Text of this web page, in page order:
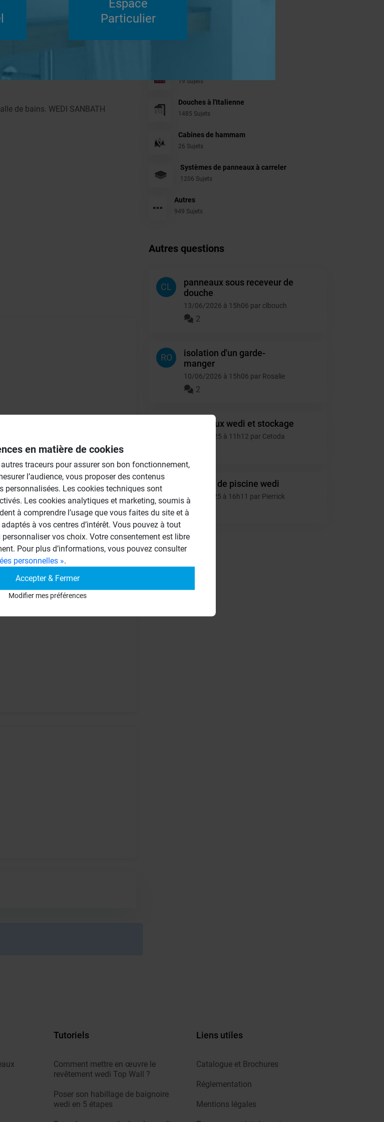
Répondre
de bains. WEDI SANBATH
19 Sujets
Douches à l'Italienne
1485 Sujets
Cabines de hammam
26 Sujets
Systèmes de panneaux à carreler
1206 Sujets
Autres
949 Sujets
Autres questions
CL
panneaux sous receveur de
douche
13/06/2026 à 15h06 par clbouch
2
RO
isolation d'un garde-
manger
10/06/2026 à 15h06 par Rosalie
2
Panneaux wedi et stockage
13/12/2025 à 11h12 par Cetoda
PI Escalier de piscine wedi
17/11/2025 à 16h11 par Pierrick
Tutoriels
Comment mettre en œuvre le
revêtement wedi Top Wall ?
Poser son habillage de baignoire
wedi en 5 étapes
Liens utiles
Catalogue et Brochures
Réglementation
Mentions légales
en matière de cookies
traceurs pour assurer son bon fonctionnement,
l’audience, vous proposer des contenus
personnalisées. Les cookies techniques sont
Les cookies analytiques et marketing, soumis à
à comprendre l’usage que vous faites du site et à
à vos centres d’intérêt. Vous pouvez à tout
vos choix. Votre consentement est libre
Pour plus d’informations, vous pouvez consulter
personnelles ».
Accepter & Fermer
Modifier mes préférences
Espace
Particulier